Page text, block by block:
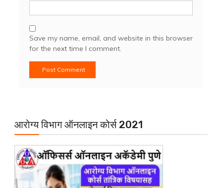
Save my name, email, and website in this browser
for the next time I comment.
आरोग्य विभाग ऑनलाइन कोर्स 2021